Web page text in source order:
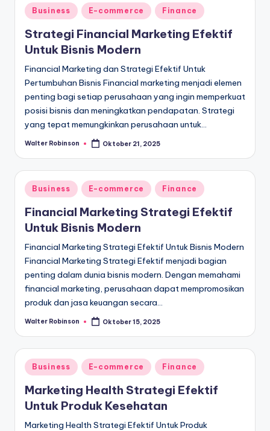
Posted
in
Business E-commerce Finance
Strategi Financial Marketing Efektif
Untuk Bisnis Modern
Financial Marketing dan Strategi Efektif Untuk
Pertumbuhan Bisnis Financial marketing menjadi elemen
penting bagi setiap perusahaan yang ingin memperkuat
posisi bisnis dan meningkatkan pendapatan. Strategi
yang tepat memungkinkan perusahaan untuk…
Posted
Walter Robinson Oktober 21, 2025
Posted
in
Business E-commerce Finance
Financial Marketing Strategi Efektif
Untuk Bisnis Modern
Financial Marketing Strategi Efektif Untuk Bisnis Modern
Financial Marketing Strategi Efektif menjadi bagian
penting dalam dunia bisnis modern. Dengan memahami
financial marketing, perusahaan dapat mempromosikan
produk dan jasa keuangan secara…
Posted
Walter Robinson Oktober 15, 2025
Posted
in
Business E-commerce Finance
Marketing Health Strategi Efektif
Untuk Produk Kesehatan
Marketing Health Strategi Efektif Untuk Produk